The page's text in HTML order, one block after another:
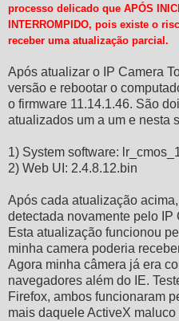
processo delicado que APÓS
INTERROMPIDO, pois existe o
receber uma atualização parcial.
Após atualizar o IP Camera
versão e rebootar o
o firmware 11.14.1.46. São
atualizados um a um e nesta
1) System software:
2) Web UI: 2.4.8.12.bin
Após cada atualização
detectada novamente pelo IP
Esta atualização funcionou
minha camera poderia
Agora minha câmera já era
navegadores além do IE.
Firefox, ambos funcionaram
mais daquele ActiveX